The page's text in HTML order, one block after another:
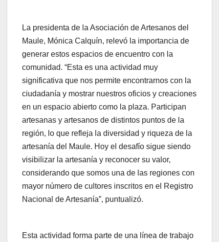
La presidenta de la Asociación de Artesanos del
Maule, Mónica Calquín, relevó la importancia de
generar estos espacios de encuentro con la
comunidad. “Esta es una actividad muy
significativa que nos permite encontrarnos con la
ciudadanía y mostrar nuestros oficios y creaciones
en un espacio abierto como la plaza. Participan
artesanas y artesanos de distintos puntos de la
región, lo que refleja la diversidad y riqueza de la
artesanía del Maule. Hoy el desafío sigue siendo
visibilizar la artesanía y reconocer su valor,
considerando que somos una de las regiones con
mayor número de cultores inscritos en el Registro
Nacional de Artesanía”, puntualizó.
Esta actividad forma parte de una línea de trabajo